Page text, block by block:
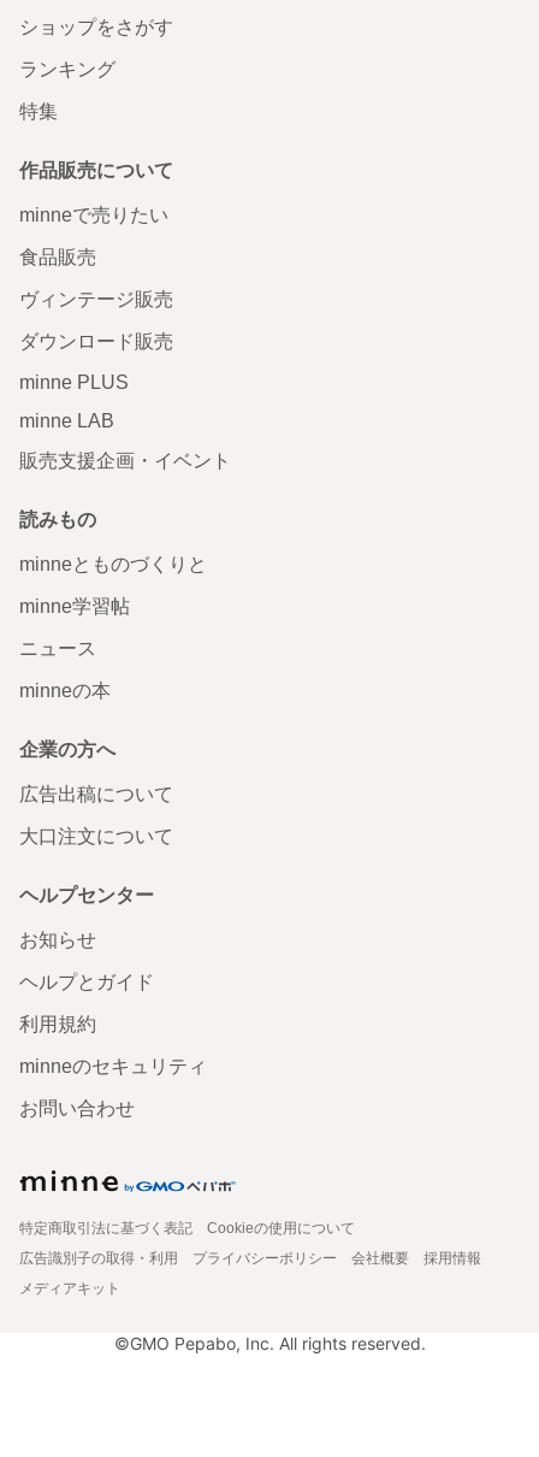
ショップをさがす
ランキング
特集
作品販売について
minneで売りたい
食品販売
ヴィンテージ販売
ダウンロード販売
minne PLUS
minne LAB
販売支援企画・イベント
読みもの
minneとものづくりと
minne学習帖
ニュース
minneの本
企業の方へ
広告出稿について
大口注文について
ヘルプセンター
お知らせ
ヘルプとガイド
利用規約
minneのセキュリティ
お問い合わせ
特定商取引法に基づく表記
Cookieの使用について
広告識別子の取得・利用
プライバシーポリシー 会社概要
採用情報
メディアキット
©GMO Pepabo, Inc. All rights reserved.